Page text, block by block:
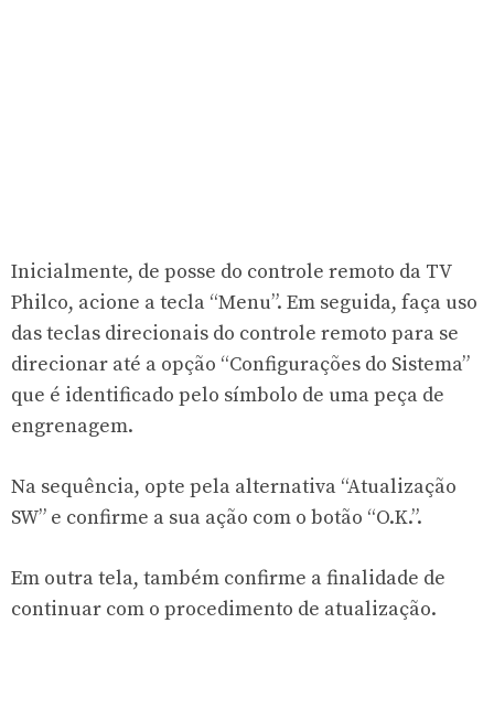
Inicialmente, de posse do controle remoto da TV
Philco, acione a tecla “Menu”. Em seguida, faça uso
das teclas direcionais do controle remoto para se
direcionar até a opção “Configurações do Sistema”
que é identificado pelo símbolo de uma peça de
engrenagem.
Na sequência, opte pela alternativa “Atualização
SW” e confirme a sua ação com o botão “O.K.”.
Em outra tela, também confirme a finalidade de
continuar com o procedimento de atualização.